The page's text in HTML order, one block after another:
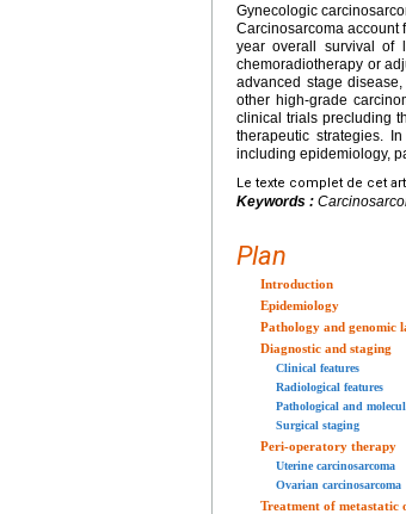
Gynecologic
Carcinosarcoma account
year overall survival of
chemoradiotherapy or
advanced stage
other high-grade
clinical trials precluding
therapeutic strategies.
including epidemiology,
Le texte complet de cet
Keywords :
Plan
Introduction
Epidemiology
Pathology and genomic
Diagnostic and staging
Clinical features
Radiological features
Pathological and
Surgical staging
Peri-operatory therapy
Uterine carcinosarcoma
Ovarian carcinosarcoma
Treatment of metastatic